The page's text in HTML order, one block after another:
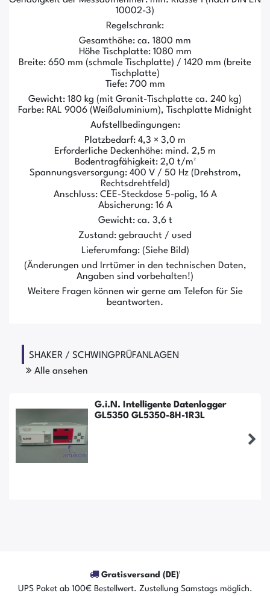
10002-3)
Regelschrank:
Gesamthöhe: ca. 1800 mm
Höhe Tischplatte: 1080 mm
Breite: 650 mm (schmale Tischplatte) / 1420 mm (breite
Tischplatte)
Tiefe: 700 mm
Gewicht: 180 kg (mit Granit-Tischplatte ca. 240 kg)
Farbe: RAL 9006 (Weißaluminium), Tischplatte Midnight
Aufstellbedingungen:
Platzbedarf: 4,3 × 3,0 m
Erforderliche Deckenhöhe: mind. 2,5 m
Bodentragfähigkeit: 2,0 t/m²
Spannungsversorgung: 400 V / 50 Hz (Drehstrom,
Rechtsdrehtfeld)
Anschluss: CEE-Steckdose 5-polig, 16 A
Absicherung: 16 A
Gewicht: ca. 3,6 t
Zustand: gebraucht / used
Lieferumfang: (Siehe Bild)
(Änderungen und Irrtümer in den technischen Daten,
Angaben sind vorbehalten!)
Weitere Fragen können wir gerne am Telefon für Sie
beantworten.
SHAKER / SCHWINGPRÜFANLAGEN
Alle ansehen
G.i.N. Intelligente Datenlogger
GL5350 GL5350-8H-1R3L
Gratisversand (DE)¹
UPS Paket ab 100€ Bestellwert. Zustellung Samstags möglich.